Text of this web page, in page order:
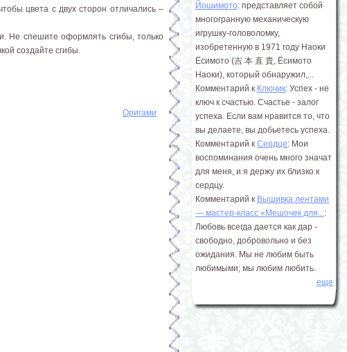
цвета с двух сторон отличались –
Не спешите оформлять сгибы, только
создайте сгибы.
Оригами
Йошимото: представляет собой
многогранную механическую
игрушку-головоломку,
изобретенную в 1971 году Наоки
Ёсимото (吉 本 直 貴, Ёсимото
Наоки), который обнаружил,...
Комментарий к Ключик: Успех - не
ключ к счастью. Счастье - залог
успеха. Если вам нравится то, что
вы делаете, вы добьетесь успеха.
Комментарий к Сердце: Мои
воспоминания очень много значат
для меня, и я держу их близко к
сердцу.
Комментарий к Вышивка лентами
― мастер-класс «Мешочек для...:
Любовь всегда дается как дар -
свободно, добровольно и без
ожидания. Мы не любим быть
любимыми; мы любим любить.
еще